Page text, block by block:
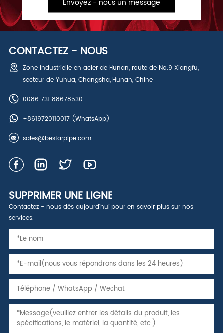
Envoyez - nous un message
CONTACTEZ - NOUS
Zone industrielle en acier de Hunan, route de No.9 Xiangfu,
secteur de Yuhua, Changsha, Hunan, Chine
0086 731 88678530
+8619720110017(WhatsApp)
sales@bestarpipe.com
SUPPRIMER UNE LIGNE
Contactez - nous dès aujourd'hui pour en savoir plus sur nos
services.